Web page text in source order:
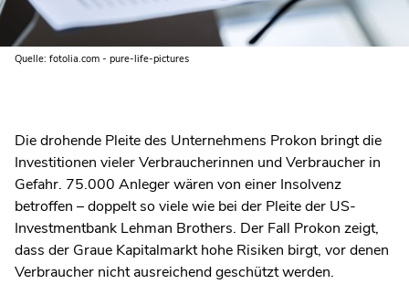
Quelle: fotolia.com - pure-life-pictures
Die drohende Pleite des Unternehmens Prokon bringt die
Investitionen vieler Verbraucherinnen und Verbraucher in
Gefahr. 75.000 Anleger wären von einer Insolvenz
betroffen – doppelt so viele wie bei der Pleite der US-
Investmentbank Lehman Brothers. Der Fall Prokon zeigt,
dass der Graue Kapitalmarkt hohe Risiken birgt, vor denen
Verbraucher nicht ausreichend geschützt werden.